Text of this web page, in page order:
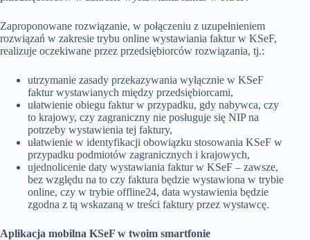
Zaproponowane rozwiązanie, w połączeniu z uzupełnieniem
rozwiązań w zakresie trybu online wystawiania faktur w KSeF,
realizuje oczekiwane przez przedsiębiorców rozwiązania, tj.:
utrzymanie zasady przekazywania wyłącznie w KSeF
faktur wystawianych między przedsiębiorcami,
ułatwienie obiegu faktur w przypadku, gdy nabywca, czy
to krajowy, czy zagraniczny nie posługuje się NIP na
potrzeby wystawienia tej faktury,
ułatwienie w identyfikacji obowiązku stosowania KSeF w
przypadku podmiotów zagranicznych i krajowych,
ujednolicenie daty wystawiania faktur w KSeF – zawsze,
bez względu na to czy faktura będzie wystawiona w trybie
online, czy w trybie offline24, data wystawienia będzie
zgodna z tą wskazaną w treści faktury przez wystawcę.
Aplikacja mobilna KSeF w twoim smartfonie